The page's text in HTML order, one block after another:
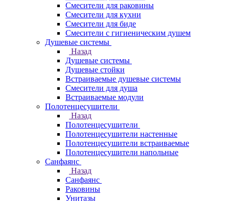
Смесители для раковины
Смесители для кухни
Смесители для биде
Смесители с гигиеническим душем
Душевые системы
Назад
Душевые системы
Душевые стойки
Встраиваемые душевые системы
Смесители для душа
Встраиваемые модули
Полотенцесушители
Назад
Полотенцесушители
Полотенцесушители настенные
Полотенцесушители встраиваемые
Полотенцесушители напольные
Санфаянс
Назад
Санфаянс
Раковины
Унитазы